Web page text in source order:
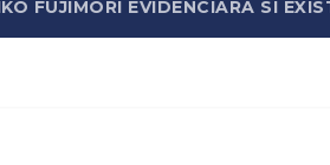
FUJIMORI EVIDENCIARÁ SI